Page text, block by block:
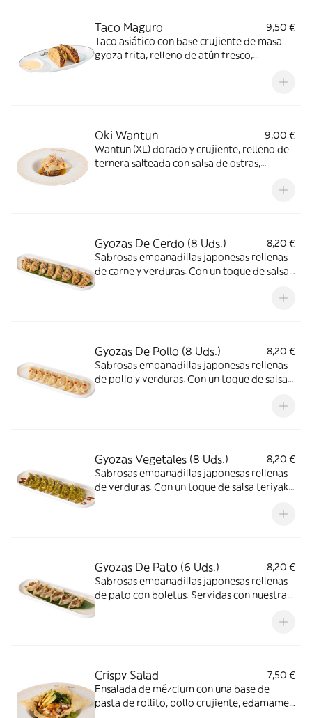
Taco Maguro
9,50 €
Taco asiático con base crujiente de masa
gyoza frita, relleno de atún fresco,
salsa picante de kimchi. Explosión de sabor
Oki Wantun
9,00 €
Wantun (XL) dorado y crujiente, relleno de
ternera salteada con salsa de ostras,
Gyozas De Cerdo (8 Uds.)
8,20 €
Sabrosas empanadillas japonesas rellenas
de carne y verduras. Con un toque de salsa
Gyozas De Pollo (8 Uds.)
8,20 €
Sabrosas empanadillas japonesas rellenas
de pollo y verduras. Con un toque de salsa
Gyozas Vegetales (8 Uds.)
8,20 €
Sabrosas empanadillas japonesas rellenas
de verduras. Con un toque de salsa teriyaki
Gyozas De Pato (6 Uds.)
8,20 €
Sabrosas empanadillas japonesas rellenas
de pato con boletus. Servidas con nuestra
Crispy Salad
7,50 €
Ensalada de mézclum con una base de
pasta de rollito, pollo crujiente, edamame,